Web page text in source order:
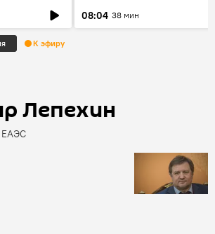
08:04 38 мин
К эфиру
Лепехин
ЕАЭС